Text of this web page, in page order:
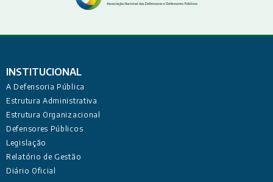
INSTITUCIONAL
A Defensoria Pública
Estrutura Administrativa
Estrutura Organizacional
Defensores Públicos
Legislação
Relatório de Gestão
Diário Oficial